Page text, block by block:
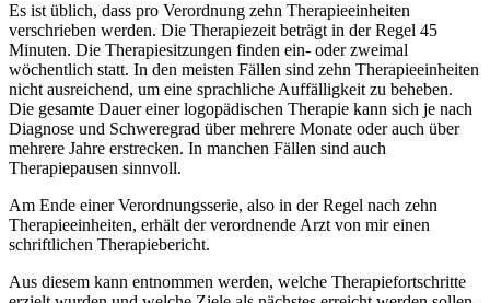
Es ist üblich, dass pro Verordnung zehn Therapieeinheiten
verschrieben werden. Die Therapiezeit beträgt in der Regel 45
Minuten. Die Therapiesitzungen finden ein- oder zweimal
wöchentlich statt. In den meisten Fällen sind zehn Therapieeinheiten
nicht ausreichend, um eine sprachliche Auffälligkeit zu beheben.
Die gesamte Dauer einer logopädischen Therapie kann sich je nach
Diagnose und Schweregrad über mehrere Monate oder auch über
mehrere Jahre erstrecken. In manchen Fällen sind auch
Therapiepausen sinnvoll.
Am Ende einer Verordnungsserie, also in der Regel nach zehn
Therapieeinheiten, erhält der verordnende Arzt von mir einen
schriftlichen Therapiebericht.
Aus diesem kann entnommen werden, welche Therapiefortschritte